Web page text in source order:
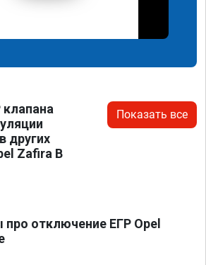
других
Zafira B
Показать все
отключение ЕГР Opel